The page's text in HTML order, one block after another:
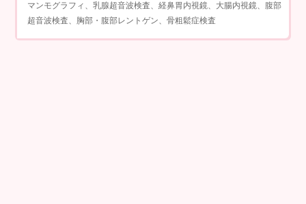
マンモグラフィ、乳腺超音波検査、経鼻胃内視鏡、大腸内視鏡、腹部
超音波検査、胸部・腹部レントゲン、骨粗鬆症検査